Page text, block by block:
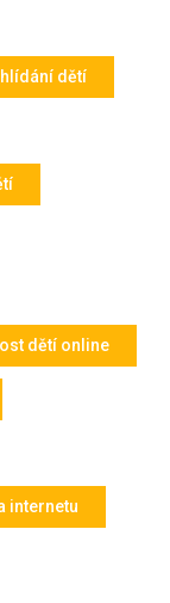
dětí
dětí online
internetu